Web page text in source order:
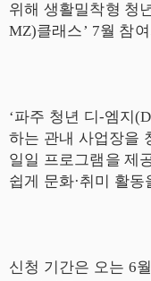
위해 생활밀착형 청
MZ)클래스’ 7월 참
‘파주 청년 디-엠지
하는 관내 사업장을
일일 프로그램을 제
쉽게 문화·취미 활동
신청 기간은 오는 6월